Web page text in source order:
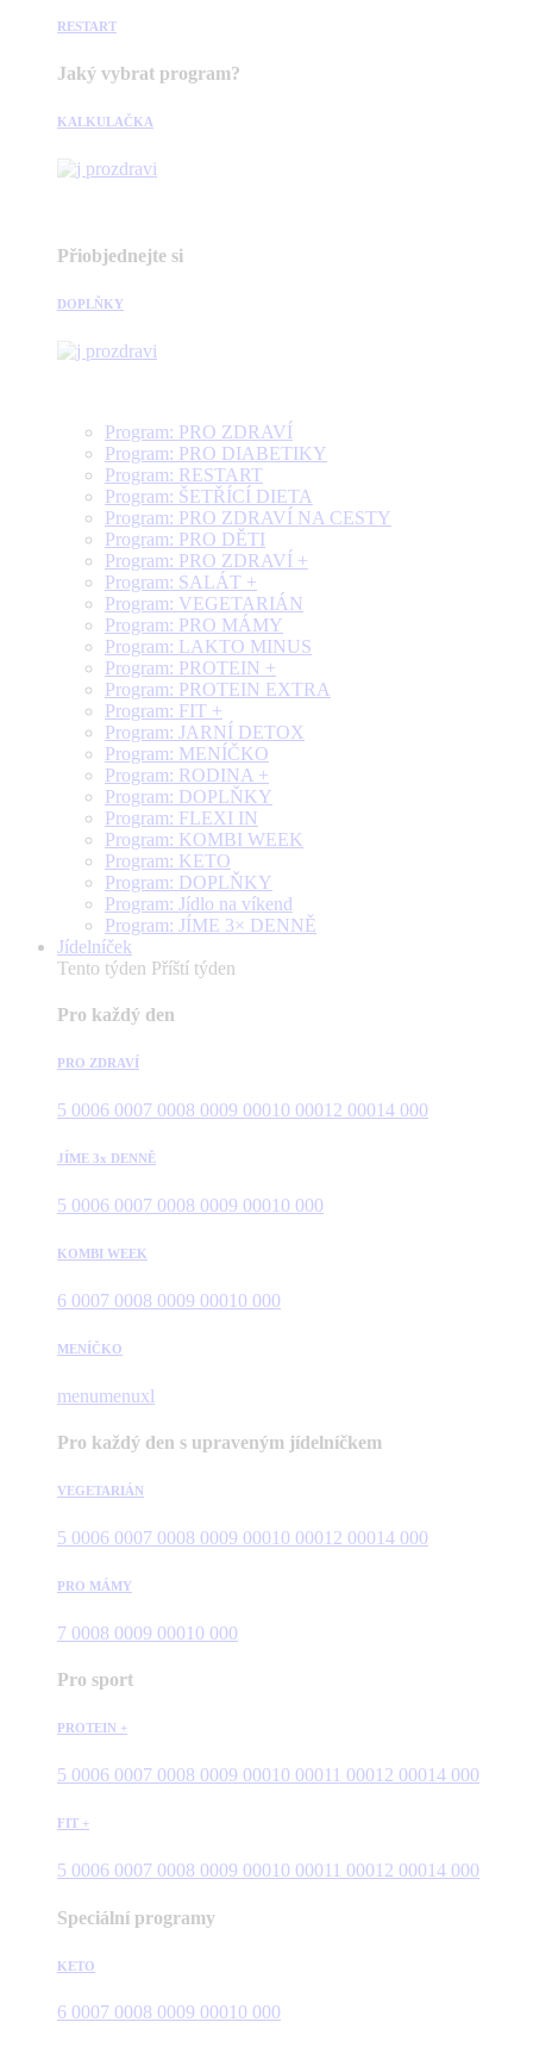
RESTART
Jaký vybrat program?
KALKULAČKA
Přiobjednejte si
DOPLŇKY
Program: PRO ZDRAVÍ
Program: PRO DIABETIKY
Program: RESTART
Program: ŠETŘÍCÍ DIETA
Program: PRO ZDRAVÍ NA CESTY
Program: PRO DĚTI
Program: PRO ZDRAVÍ +
Program: SALÁT +
Program: VEGETARIÁN
Program: PRO MÁMY
Program: LAKTO MINUS
Program: PROTEIN +
Program: PROTEIN EXTRA
Program: FIT +
Program: JARNÍ DETOX
Program: MENÍČKO
Program: RODINA +
Program: DOPLŇKY
Program: FLEXI IN
Program: KOMBI WEEK
Program: KETO
Program: DOPLŇKY
Program: Jídlo na víkend
Program: JÍME 3× DENNĚ
Jídelníček
Tento týden Příští týden
Pro každý den
PRO ZDRAVÍ
5 0006 0007 0008 0009 00010 00012 00014 000
JÍME 3x DENNĚ
5 0006 0007 0008 0009 00010 000
KOMBI WEEK
6 0007 0008 0009 00010 000
MENÍČKO
menumenuxl
Pro každý den s upraveným jídelníčkem
VEGETARIÁN
5 0006 0007 0008 0009 00010 00012 00014 000
PRO MÁMY
7 0008 0009 00010 000
Pro sport
PROTEIN +
5 0006 0007 0008 0009 00010 00011 00012 00014 000
FIT +
5 0006 0007 0008 0009 00010 00011 00012 00014 000
Speciální programy
KETO
6 0007 0008 0009 00010 000